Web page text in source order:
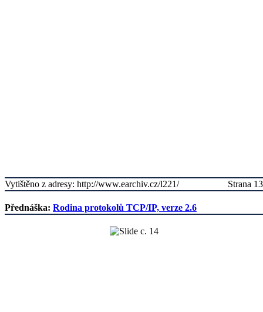
Strana 13
Vytištěno z adresy: http://www.earchiv.cz/l221/
Přednáška: Rodina protokolů TCP/IP, verze 2.6